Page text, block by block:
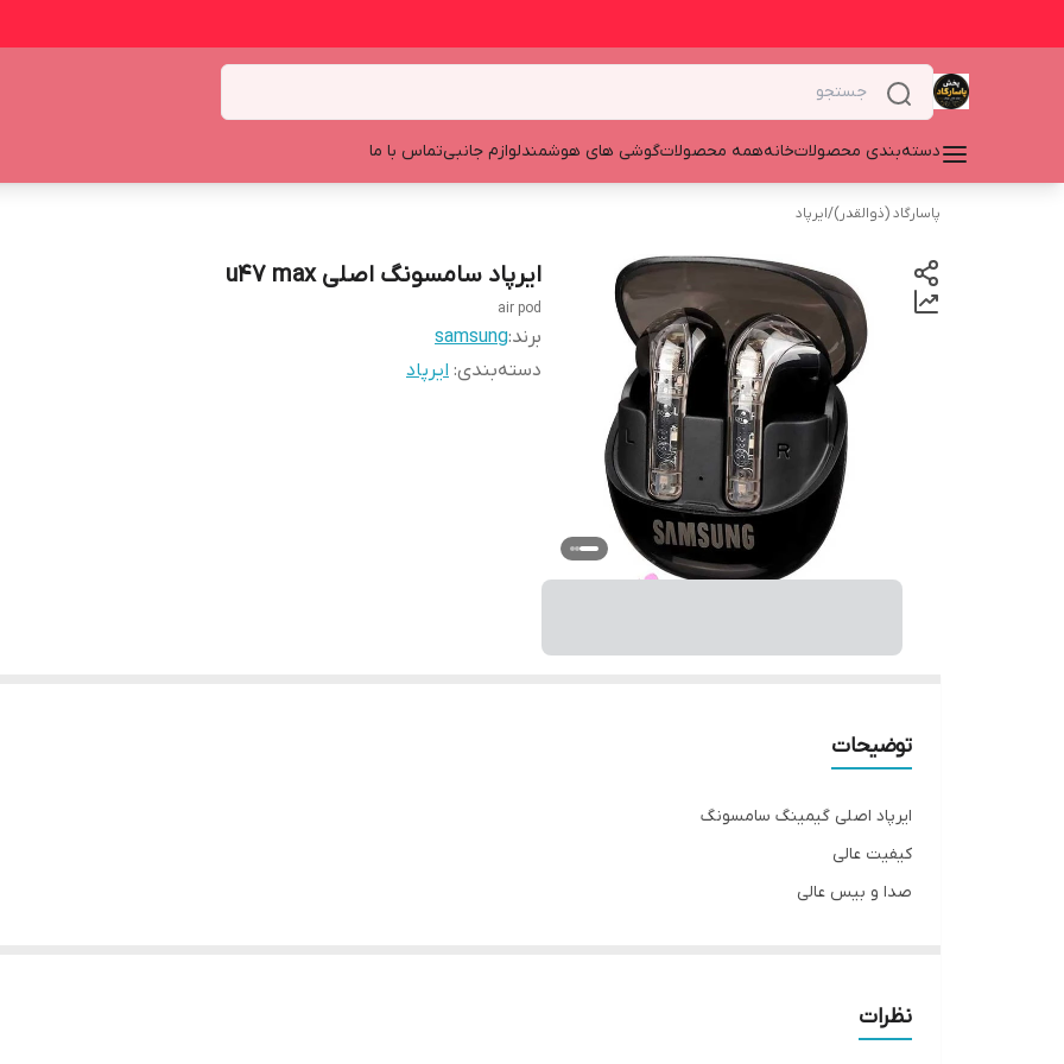
دسته‌بندی محصولاتخانههمه محصولاتگوشی های هوشمندلوازم جانبیتماس با ما
پاسارگاد (ذوالقدر)/ایرپاد
ایرپاد سامسونگ اصلی u47 max
air pod
برند:samsung
دسته‌بندی: ایرپاد
توضیحات
ایرپاد اصلی گیمینگ سامسونگ
کیفیت عالی
صدا و بیس عالی
درگاه شارژ تایپ سی
ظاهری بسیار زیبا
نظرات